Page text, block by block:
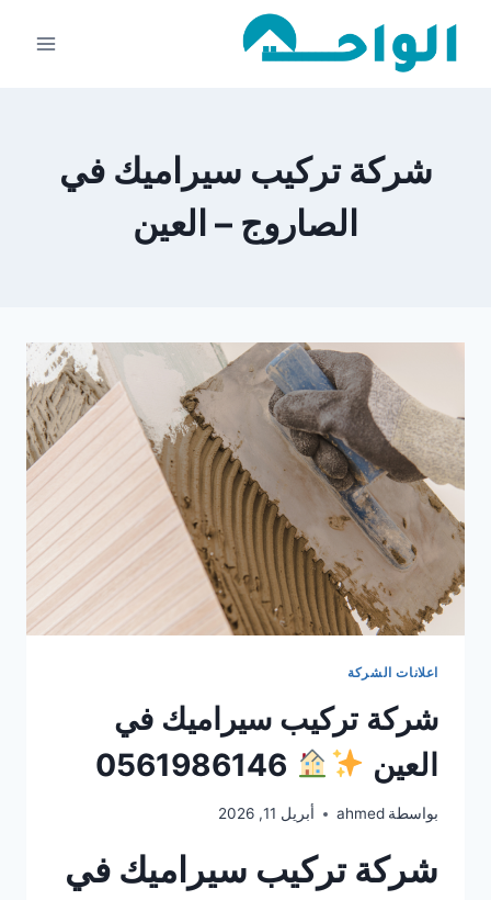
شركة تركيب سيراميك في
الصاروج – العين
اعلانات الشركة
شركة تركيب سيراميك في
العين
بواسطة ahmed أبريل 11, 2026
شركة تركيب سيراميك في